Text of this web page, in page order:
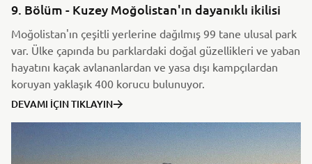
9. Bölüm - Kuzey Moğolistan'ın dayanıklı ikilisi
Moğolistan'ın çeşitli yerlerine dağılmış 99 tane ulusal park
var. Ülke çapında bu parklardaki doğal güzellikleri ve yaban
hayatını kaçak avlananlardan ve yasa dışı kampçılardan
koruyan yaklaşık 400 korucu bulunuyor.
DEVAMI İÇIN TIKLAYIN